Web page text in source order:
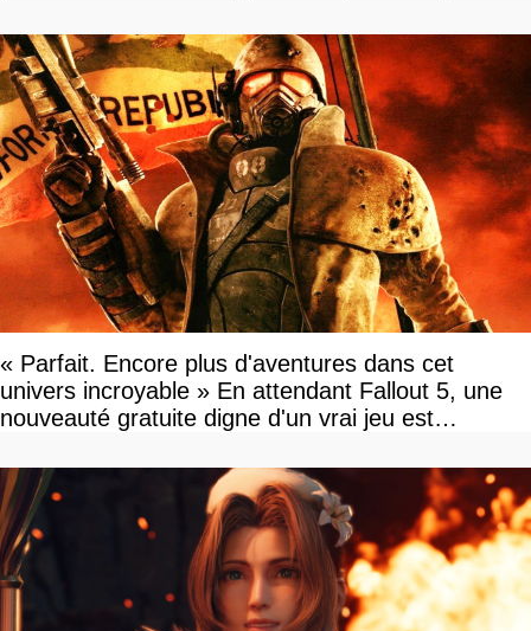
« Parfait. Encore plus d'aventures dans cet
univers incroyable » En attendant Fallout 5, une
nouveauté gratuite digne d'un vrai jeu est